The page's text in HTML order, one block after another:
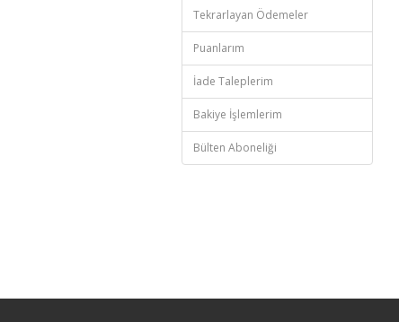
Tekrarlayan Ödemeler
Puanlarım
İade Taleplerim
Bakiye İşlemlerim
Bülten Aboneliği